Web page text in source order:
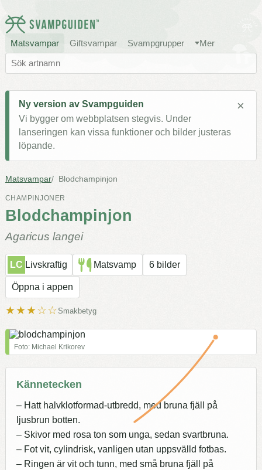
Matsvampar Giftsvampar Svampgrupper Mer
Ny version av Svampguiden
Vi bygger om webbplatsen stegvis. Under
lanseringen kan vissa funktioner och bilder justeras
löpande.
×
Matsvampar Blodchampinjon
CHAMPINJONER
Blodchampinjon
Agaricus langei
LC Livskraftig Matsvamp 6 bilder
Öppna i appen
★★★☆☆Smakbetyg
Foto: Michael Krikorev
Kännetecken
– Hatt halvklotformad-utbredd, med bruna fjäll på
ljusbrun botten.
– Skivor med rosa ton som unga, sedan svartbruna.
– Fot vit, cylindrisk, vanligen utan uppsvälld fotbas.
– Ringen är vit och tunn, med små bruna fjäll på